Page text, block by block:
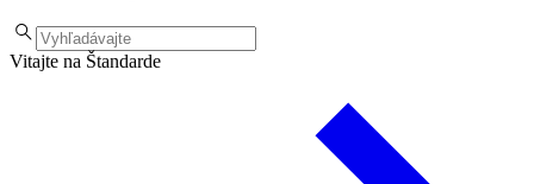
Vitajte na Štandarde